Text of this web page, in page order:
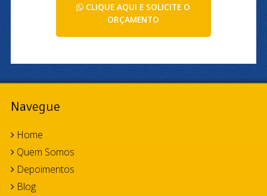
CLIQUE AQUI E SOLICITE O
ORÇAMENTO
Navegue
Home
Quem Somos
Depoimentos
Blog